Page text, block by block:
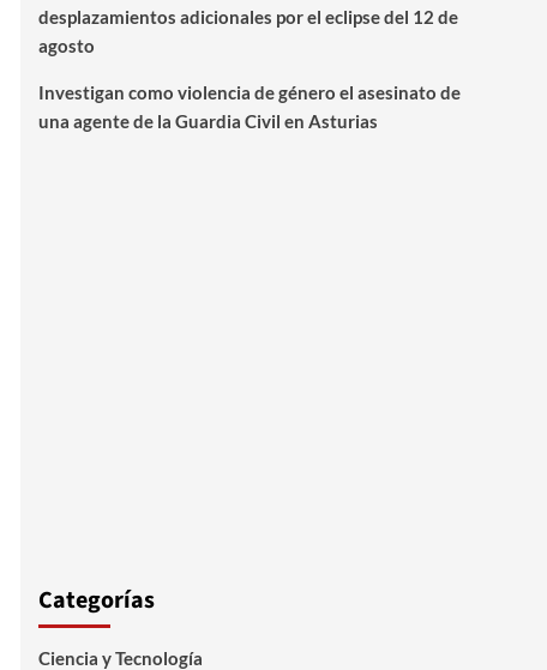
desplazamientos adicionales por el eclipse del 12 de
agosto
Investigan como violencia de género el asesinato de
una agente de la Guardia Civil en Asturias
Categorías
Ciencia y Tecnología